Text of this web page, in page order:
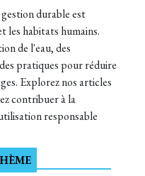
durable est
les habitats humains.
de l'eau, des
pratiques pour réduire
Explorez nos articles
contribuer à la
responsable